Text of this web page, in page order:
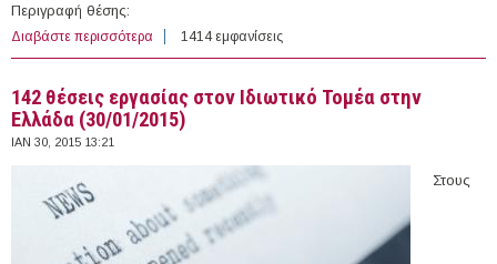
Περιγραφή θέσης:
Διαβάστε περισσότερα για Social Media Assistant στη EurActiv.gr
1414 εμφανίσεις
142 θέσεις εργασίας στον Ιδιωτικό Τομέα στην
Ελλάδα (30/01/2015)
ΙΑΝ 30, 2015 13:21
Στους